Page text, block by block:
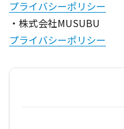
プライバシーポリシー
・株式会社MUSUBU
プライバシーポリシー